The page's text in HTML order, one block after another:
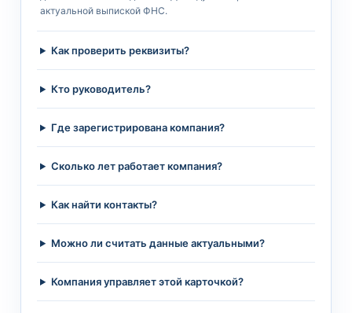
актуальной выпиской ФНС.
Как проверить реквизиты?
Кто руководитель?
Где зарегистрирована компания?
Сколько лет работает компания?
Как найти контакты?
Можно ли считать данные актуальными?
Компания управляет этой карточкой?